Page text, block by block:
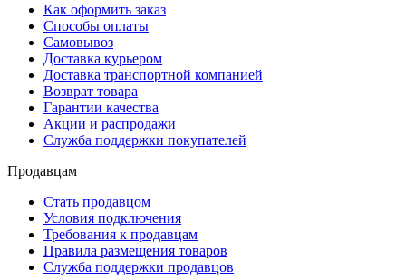
Как оформить заказ
Способы оплаты
Самовывоз
Доставка курьером
Доставка транспортной компанией
Возврат товара
Гарантии качества
Акции и распродажи
Служба поддержки покупателей
Продавцам
Стать продавцом
Условия подключения
Требования к продавцам
Правила размещения товаров
Служба поддержки продавцов